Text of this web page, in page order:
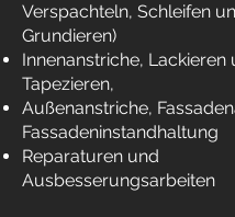
Verspachteln, Schleifen
Grundieren)
Innenanstriche, Lackieren
Tapezieren,
Außenanstriche,
Fassadeninstandhaltung
Reparaturen und
Ausbesserungsarbeiten